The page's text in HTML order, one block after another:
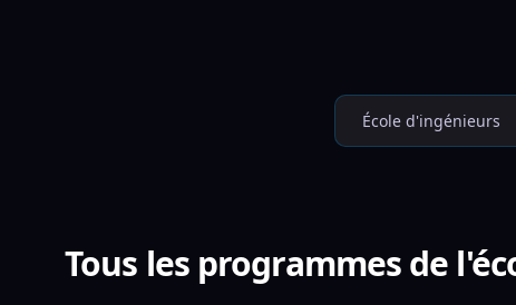
École d'ingénieurs
Tous les programmes de